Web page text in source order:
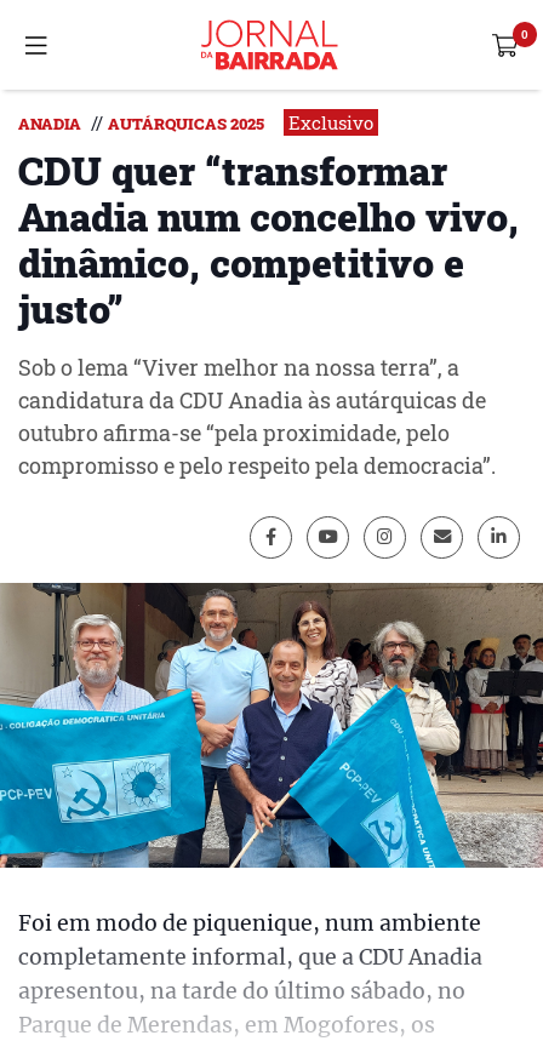
ANADIA // AUTÁRQUICAS 2025 Exclusivo
CDU quer “transformar
Anadia num concelho vivo,
dinâmico, competitivo e
justo”
Sob o lema “Viver melhor na nossa terra”, a
candidatura da CDU Anadia às autárquicas de
outubro afirma-se “pela proximidade, pelo
compromisso e pelo respeito pela democracia”.
Foi em modo de piquenique, num ambiente
completamente informal, que a CDU Anadia
apresentou, na tarde do último sábado, no
Parque de Merendas, em Mogofores, os